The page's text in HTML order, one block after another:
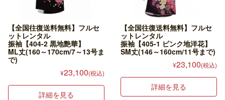
【全国往復送料無料】フルセ
ットレンタル
振袖【404-2 黒地艶華】
ML丈(160～170cm/7～13号ま
で)
¥23,100(税込)
詳細を見る
【全国往復送料無料】フルセ
ットレンタル
振袖【405-1 ピンク地洋花】
SM丈(146～160cm/11号まで)
¥23,100(税込)
詳細を見る